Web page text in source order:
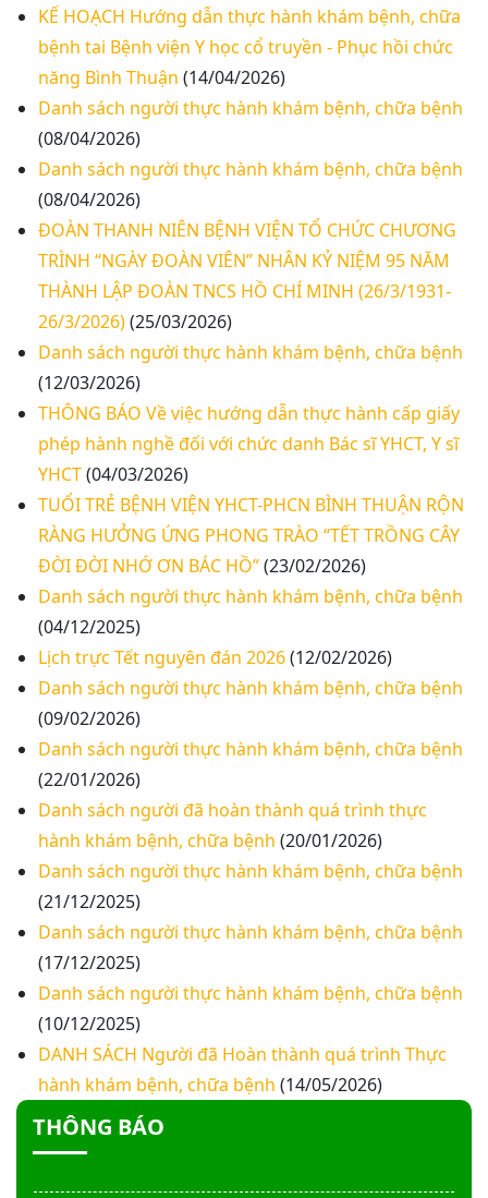
KẾ HOẠCH Hướng dẫn thực hành khám bệnh, chữa
bệnh tai Bệnh viện Y học cổ truyền - Phục hồi chức
năng Bình Thuận (14/04/2026)
Danh sách người thực hành khám bệnh, chữa bệnh
(08/04/2026)
Danh sách người thực hành khám bệnh, chữa bệnh
(08/04/2026)
ĐOÀN THANH NIÊN BỆNH VIỆN TỔ CHỨC CHƯƠNG
TRÌNH “NGÀY ĐOÀN VIÊN” NHÂN KỶ NIỆM 95 NĂM
THÀNH LẬP ĐOÀN TNCS HỒ CHÍ MINH (26/3/1931-
26/3/2026)(25/03/2026)
Danh sách người thực hành khám bệnh, chữa bệnh
(12/03/2026)
THÔNG BÁO Về việc hướng dẫn thực hành cấp giấy
phép hành nghề đối với chức danh Bác sĩ YHCT, Y sĩ
YHCT(04/03/2026)
TUỔI TRẺ BỆNH VIỆN YHCT-PHCN BÌNH THUẬN RỘN
RÀNG HƯỞNG ỨNG PHONG TRÀO “TẾT TRỒNG CÂY
ĐỜI ĐỜI NHỚ ƠN BÁC HỒ”(23/02/2026)
Danh sách người thực hành khám bệnh, chữa bệnh
(04/12/2025)
Lịch trực Tết nguyên đán 2026(12/02/2026)
Danh sách người thực hành khám bệnh, chữa bệnh
(09/02/2026)
Danh sách người thực hành khám bệnh, chữa bệnh
(22/01/2026)
Danh sách người đã hoàn thành quá trình thực
hành khám bệnh, chữa bệnh (20/01/2026)
Danh sách người thực hành khám bệnh, chữa bệnh
(21/12/2025)
Danh sách người thực hành khám bệnh, chữa bệnh
(17/12/2025)
Danh sách người thực hành khám bệnh, chữa bệnh
(10/12/2025)
DANH SÁCH Người đã Hoàn thành quá trình Thực
hành khám bệnh, chữa bệnh (14/05/2026)
THÔNG BÁO
Thư mời báo giá về Màn hình led phòng họp
Thư mời báo giá về việc vệ sinh máy lạnh các
khoa/phòng trong bệnh viện
Thư mời báo giá về việc khảo sát hiện trạng và
báo giá thi công mái che từ Khoa Dược đến Bếp
ăn từ thiện của Bệnh viện
Thư mời báo giá về việc mời báo giá thiết bị
Thư mời báo giá về việc sửa chữa nhà bảo vệ và
cổng số 2
Thư mời báo giá sửa chữa máy nước nóng tấm
phẵng
Thư mời báo giá về việc In bìa hồ sơ bệnh án, Sổ
y bạ năm 2026
Thư mời báo giá về việc cung cấp dịch vụ “Bảo
hiểm cháy, nổ bắt buộc năm 2026"